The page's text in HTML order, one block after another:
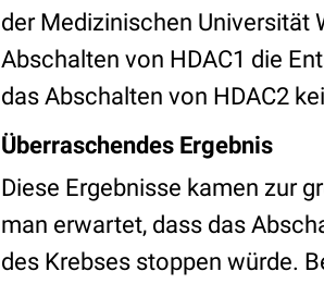
der Medizinischen Universität
Abschalten von HDAC1 die
das Abschalten von HDAC2
Überraschendes Ergebnis
Diese Ergebnisse kamen zur
man erwartet, dass das
des Krebses stoppen würde.